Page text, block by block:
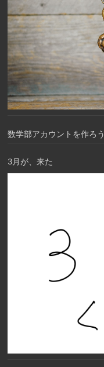
数学部アカウントを作ろう
3月が、来た